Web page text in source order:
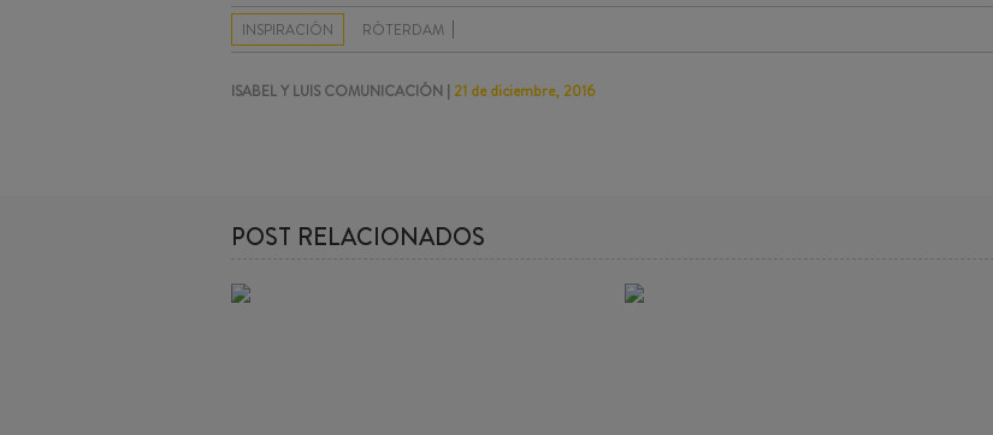
INSPIRACIÓN RÓTERDAM
ISABEL Y LUIS COMUNICACIÓN | 21 de diciembre, 2016
POST RELACIONADOS